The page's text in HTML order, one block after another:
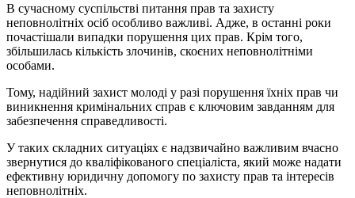
В сучасному суспільстві питання прав та захисту
неповнолітніх осіб особливо важливі. Адже, в останні роки
почастішали випадки порушення цих прав. Крім того,
збільшилась кількість злочинів, скоєних неповнолітніми
особами.
Тому, надійний захист молоді у разі порушення їхніх прав чи
виникнення кримінальних справ є ключовим завданням для
забезпечення справедливості.
У таких складних ситуаціях є надзвичайно важливим вчасно
звернутися до кваліфікованого спеціаліста, який може надати
ефективну юридичну допомогу по захисту прав та інтересів
неповнолітніх.